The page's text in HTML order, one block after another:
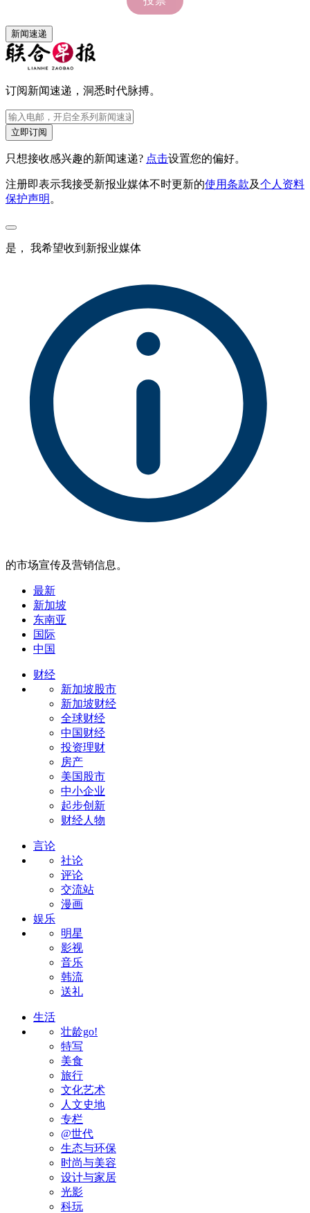
新闻速递
订阅新闻速递，洞悉时代脉搏。
立即订阅
只想接收感兴趣的新闻速递? 点击设置您的偏好。
注册即表示我接受新报业媒体不时更新的使用条款及个人资料
保护声明 。
是， 我希望收到新报业媒体
的市场宣传及营销信息。
最新
新加坡
东南亚
国际
中国
财经
新加坡股市
新加坡财经
全球财经
中国财经
投资理财
房产
美国股市
中小企业
起步创新
财经人物
言论
社论
评论
交流站
漫画
娱乐
明星
影视
音乐
韩流
送礼
生活
壮龄go!
特写
美食
旅行
文化艺术
人文史地
专栏
@世代
生态与环保
时尚与美容
设计与家居
光影
科玩